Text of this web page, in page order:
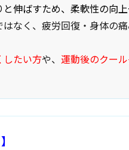
伸ばすため、柔軟性の向
はなく、疲労回復・身体の
したい方や、 運動後のクー